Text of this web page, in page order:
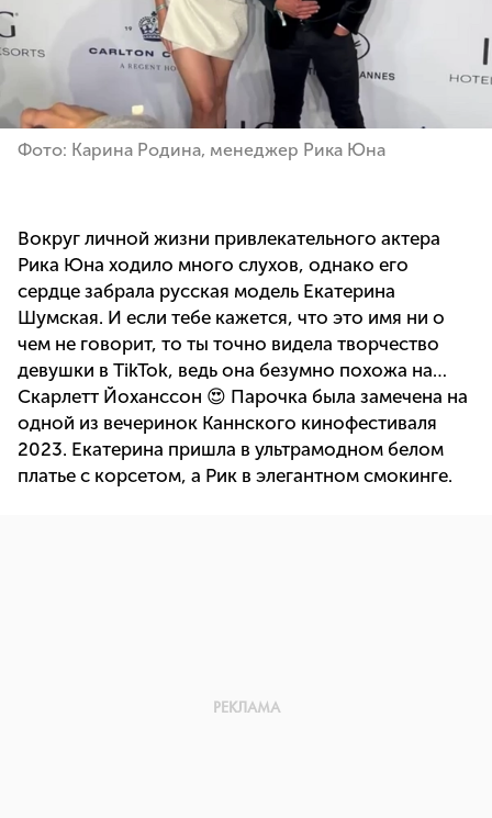
Фото: Карина Родина, менеджер Рика Юна
Вокруг личной жизни привлекательного актера
Рика Юна ходило много слухов, однако его
сердце забрала русская модель Екатерина
Шумская. И если тебе кажется, что это имя ни о
чем не говорит, то ты точно видела творчество
девушки в TikTok, ведь она безумно похожа на…
Скарлетт Йоханссон 😍 Парочка была замечена на
одной из вечеринок Каннского кинофестиваля
2023. Екатерина пришла в ультрамодном белом
платье с корсетом, а Рик в элегантном смокинге.